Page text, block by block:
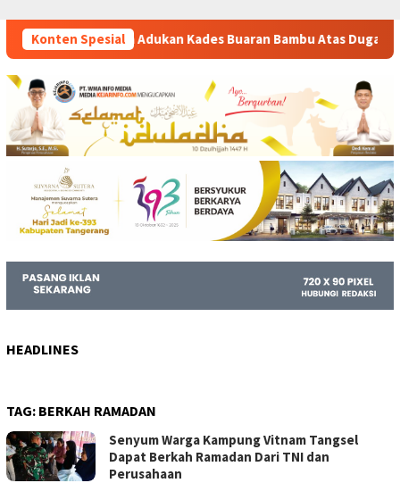
Konten Spesial
Buaran Bambu Atas Dugaan Pungutan Liar Pengurusan PM
HEADLINES
TAG: BERKAH RAMADAN
Senyum Warga Kampung Vitnam Tangsel
Dapat Berkah Ramadan Dari TNI dan
Perusahaan